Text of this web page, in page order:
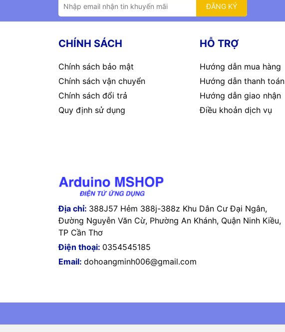
ĐĂNG KÝ
CHÍNH SÁCH
Chính sách bảo mật
Chính sách vận chuyển
Chính sách đổi trả
Quy định sử dụng
HỖ TRỢ
Hướng dẫn mua hàng
Hướng dẫn thanh toán
Hướng dẫn giao nhận
Điều khoản dịch vụ
Địa chỉ: 388J57 Hẻm 388j-388z Khu Dân Cư Đại Ngân,
Đường Nguyễn Văn Cừ, Phường An Khánh, Quận Ninh Kiều,
TP Cần Thơ
Điện thoại: 0354545185
Email: dohoangminh006@gmail.com